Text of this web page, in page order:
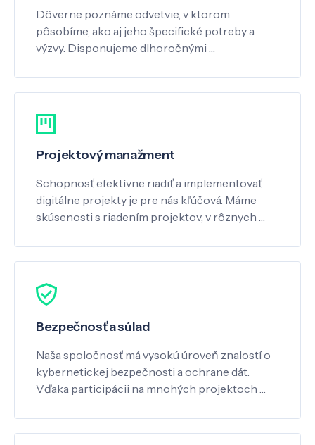
Dôverne poznáme odvetvie, v ktorom
pôsobíme, ako aj jeho špecifické potreby a
výzvy. Disponujeme dlhoročnými …
Projektový manažment
Schopnosť efektívne riadiť a implementovať
digitálne projekty je pre nás kľúčová. Máme
skúsenosti s riadením projektov, v rôznych …
Bezpečnosť a súlad
Naša spoločnosť má vysokú úroveň znalostí o
kybernetickej bezpečnosti a ochrane dát.
Vďaka participácii na mnohých projektoch …